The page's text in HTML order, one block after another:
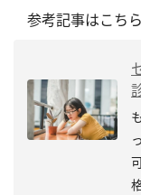
参考記事はこち